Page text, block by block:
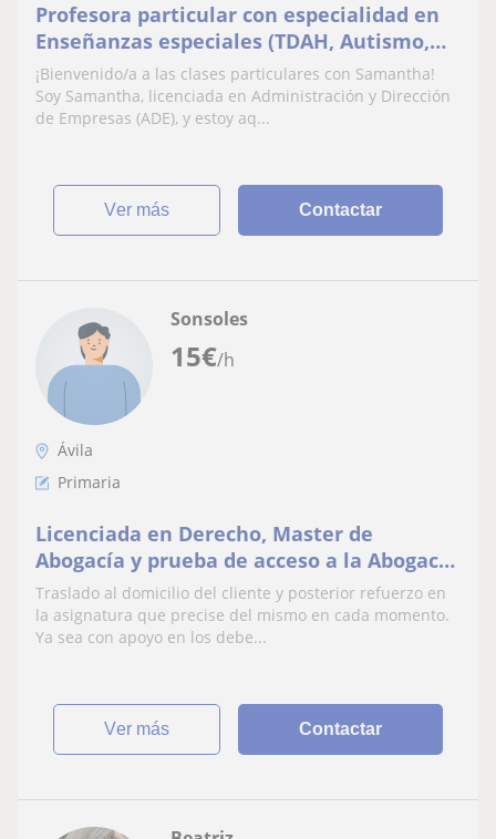
Profesora particular con especialidad en
Enseñanzas especiales (TDAH, Autismo,
Asperger...)
¡Bienvenido/a a las clases particulares con Samantha!
Soy Samantha, licenciada en Administración y Dirección
de Empresas (ADE), y estoy aq...
ver más Contactar
15€/h
Sonsoles
Ávila
Primaria
Licenciada en Derecho, Master de
Abogacía y prueba de acceso a la Abogacía
española, actualmente agente financiera
Eurocaja rural
Traslado al domicilio del cliente y posterior refuerzo en
la asignatura que precise del mismo en cada momento.
Ya sea con apoyo en los debe...
ver más Contactar